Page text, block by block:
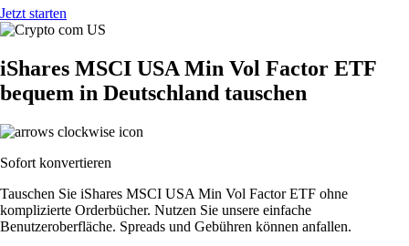
Jetzt starten
iShares MSCI USA Min Vol Factor ETF
bequem in Deutschland tauschen
Sofort konvertieren
Tauschen Sie iShares MSCI USA Min Vol Factor ETF ohne
komplizierte Orderbücher. Nutzen Sie unsere einfache
Benutzeroberfläche. Spreads und Gebühren können anfallen.